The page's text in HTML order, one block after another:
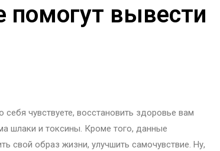
помогут вывести
чувствуете, восстановить здоровье вам
шлаки и токсины. Кроме того, данные
свой образ жизни, улучшить самочувствие. Ну,